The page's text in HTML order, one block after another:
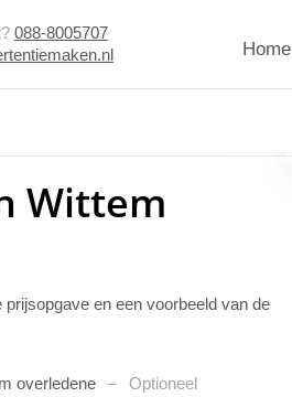
088-8005707
Home
Wittem
prijsopgave en een voorbeeld van de
overledene Optioneel